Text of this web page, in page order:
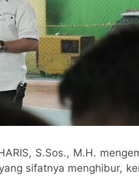
S.Sos., M.H.
sifatnya menghibur,